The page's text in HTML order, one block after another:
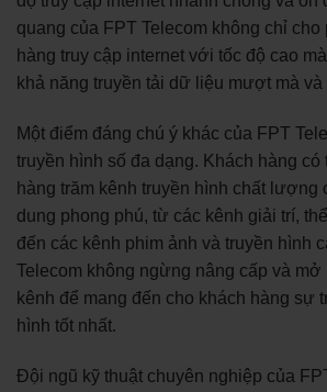
quang của FPT Telecom không chỉ cho
hàng truy cập internet với tốc độ cao
khả năng truyền tải dữ liệu mượt mà và
Một điểm đáng chú ý khác của FPT
truyền hình số đa dạng. Khách hàng
hàng trăm kênh truyền hình chất lượng
dung phong phú, từ các kênh giải trí,
đến các kênh phim ảnh và truyền hình
Telecom không ngừng nâng cấp và mở
kênh để mang đến cho khách hàng sự
hình tốt nhất.
Đội ngũ kỹ thuật chuyên nghiệp của